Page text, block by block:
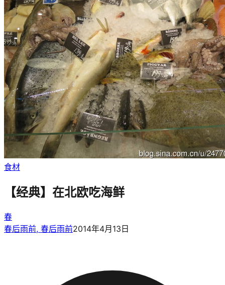
食材
【经典】在北欧吃海鲜
春
春后雨前, 春后雨前2014年4月13日